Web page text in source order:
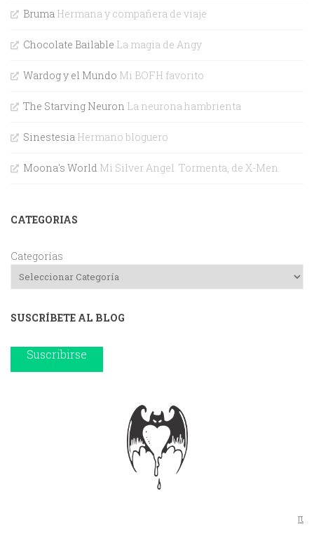
Bruma Hermana y compañera de viaje
Chocolate Bailable La magia de Angy
Wardog y el Mundo Mi BOFH favorito
The Starving Neuron La neurona hambrienta
Sinestesia Hermano bloguero
Moona's World Mi Silver Angel. Tormenta, de X-Men
CATEGORIAS
Categorías
SUSCRÍBETE AL BLOG
Suscribirse
π